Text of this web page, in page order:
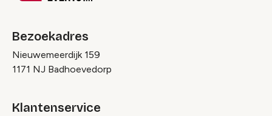
Bezoekadres
Nieuwemeerdijk 159
1171 NJ Badhoevedorp
Klantenservice